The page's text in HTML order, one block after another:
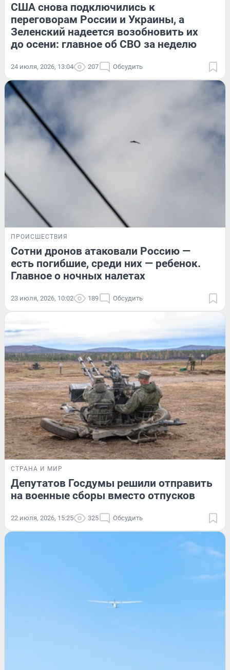
США снова подключились к
переговорам России и Украины, а
Зеленский надеется возобновить их
до осени: главное об СВО за неделю
24 июля, 2026, 13:04 207 Обсудить
ПРОИСШЕСТВИЯ
Сотни дронов атаковали Россию —
есть погибшие, среди них — ребенок.
Главное о ночных налетах
23 июля, 2026, 10:02 189 Обсудить
СТРАНА И МИР
Депутатов Госдумы решили отправить
на военные сборы вместо отпусков
22 июля, 2026, 15:25 325 Обсудить